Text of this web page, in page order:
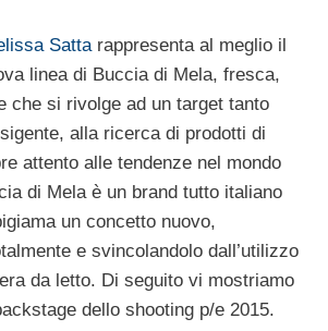
Satta rappresenta al meglio il
linea di Buccia di Mela, fresca,
che si rivolge ad un target tanto
alla ricerca di prodotti di
attento alle tendenze nel mondo
di Mela è un brand tutto italiano
un concetto nuovo,
e svincolandolo dall’utilizzo
da letto. Di seguito vi mostriamo
dello shooting p/e 2015.